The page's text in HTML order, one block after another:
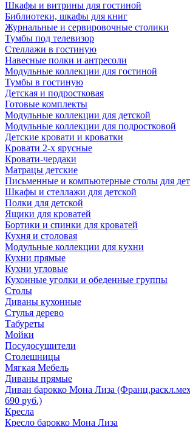
Шкафы и витрины для гостиной
Библиотеки, шкафы для книг
Журнальные и сервировочные столики
Тумбы под телевизор
Стеллажи в гостиную
Навесные полки и антресоли
Модульные коллекции для гостиной
Тумбы в гостиную
Детская и подростковая
Готовые комплекты
Модульные коллекции для детской
Модульные коллекции для подростковой
Детские кровати и кроватки
Кровати 2-х ярусные
Кровати-чердаки
Матрацы детские
Письменные и компьютерные столы для
Шкафы и стеллажи для детской
Полки для детской
Ящики для кроватей
Бортики и спинки для кроватей
Кухня и столовая
Модульные коллекции для кухни
Кухни прямые
Кухни угловые
Кухонные уголки и обеденные группы
Столы
Диваны кухонные
Стулья дерево
Табуреты
Мойки
Посудосушители
Столешницы
Мягкая Мебель
Диваны прямые
Диван барокко Мона Лиза
690 руб.)
Кресла
Кресло барокко Мона Лиза